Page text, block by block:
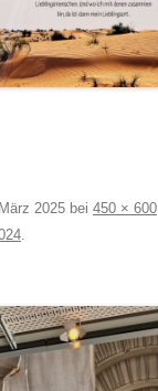
2025 bei 450 × 600
.